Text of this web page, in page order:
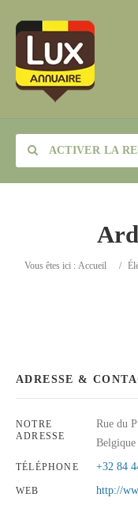
ACTIVER LA
Catégorie
Vous êtes ici : Accueil /
ADRESSE &
NOTRE
ADRESSE
Rue du
Belgique
TÉLÉPHONE +32 84
WEB http://